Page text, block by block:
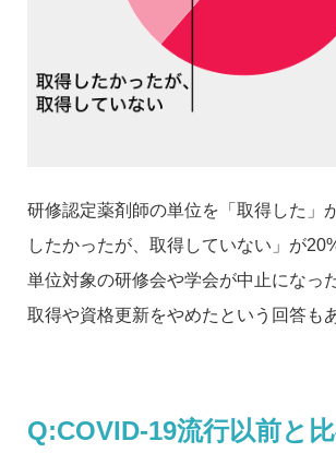
研修認定薬剤師の単位を「取得した」
したかったが、取得していない」が
単位対象の研修会や学会が中止になっ
取得や資格更新をやめたという回答も
Q:COVID-19流行以前と